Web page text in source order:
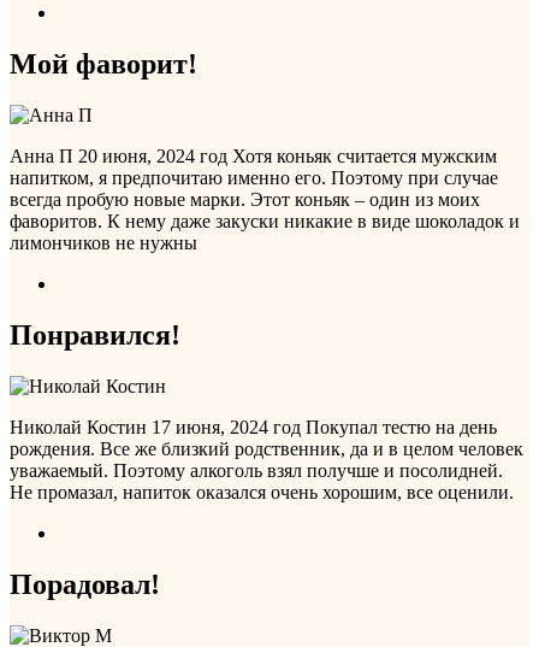
Мой фаворит!
Анна П 20 июня, 2024 год Хотя коньяк считается мужским
напитком, я предпочитаю именно его. Поэтому при случае
всегда пробую новые марки. Этот коньяк – один из моих
фаворитов. К нему даже закуски никакие в виде шоколадок и
лимончиков не нужны
Понравился!
Николай Костин 17 июня, 2024 год Покупал тестю на день
рождения. Все же близкий родственник, да и в целом человек
уважаемый. Поэтому алкоголь взял получше и посолидней.
Не промазал, напиток оказался очень хорошим, все оценили.
Порадовал!